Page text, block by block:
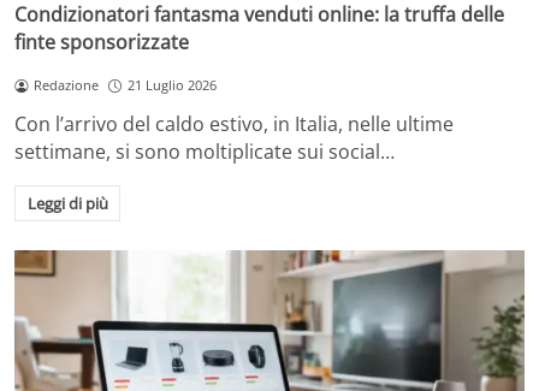
Condizionatori fantasma venduti online: la truffa delle
finte sponsorizzate
Redazione 21 Luglio 2026
Con l’arrivo del caldo estivo, in Italia, nelle ultime
settimane, si sono moltiplicate sui social…
Leggi di più